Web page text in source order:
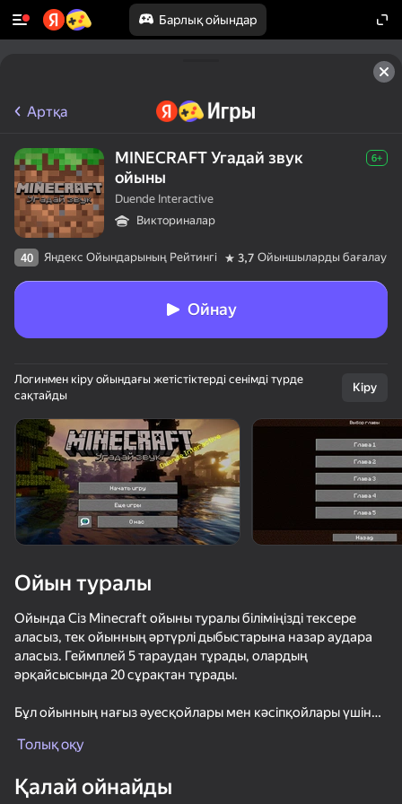
Барлық ойындар
Құрылғыны бұрыңыз
Ойын тек көлденең
бағдарда ғана істейді
Артқа
MINECRAFT Угадай звук
ойыны
6+
Duende Interactive
Викториналар
40 Яндекс Ойындарының Рейтингі 3,7 Ойыншыларды бағалау
Ойнау
Логинмен кіру ойындағы жетістіктерді сенімді түрде
сақтайды
Кіру
Ойын туралы
Ойында Сіз Minecraft ойыны туралы біліміңізді тексере
аласыз, тек ойынның әртүрлі дыбыстарына назар аудара
аласыз. Геймплей 5 тараудан тұрады, олардың
әрқайсысында 20 сұрақтан тұрады.
Бұл ойынның нағыз әуесқойлары мен кәсіпқойлары үшін
сынай алатын көптеген сынақтар қосылады.
Толық оқу
Қалай ойнайды